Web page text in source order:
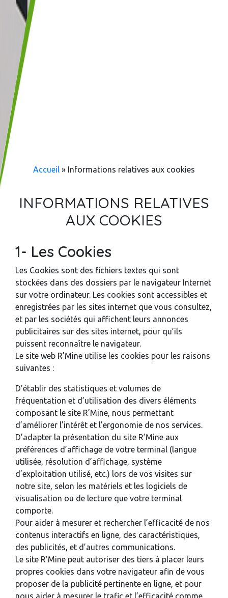
Accueil » Informations relatives aux cookies
INFORMATIONS RELATIVES
AUX COOKIES
1- Les Cookies
Les Cookies sont des fichiers textes qui sont
stockées dans des dossiers par le navigateur Internet
sur votre ordinateur. Les cookies sont accessibles et
enregistrées par les sites internet que vous consultez,
et par les sociétés qui affichent leurs annonces
publicitaires sur des sites internet, pour qu’ils
puissent reconnaître le navigateur.
Le site web R’Mine utilise les cookies pour les raisons
suivantes :
D’établir des statistiques et volumes de
fréquentation et d’utilisation des divers éléments
composant le site R’Mine, nous permettant
d’améliorer l’intérêt et l’ergonomie de nos services.
D’adapter la présentation du site R’Mine aux
préférences d’affichage de votre terminal (langue
utilisée, résolution d’affichage, système
d’exploitation utilisé, etc.) lors de vos visites sur
notre site, selon les matériels et les logiciels de
visualisation ou de lecture que votre terminal
comporte.
Pour aider à mesurer et rechercher l’efficacité de nos
contenus interactifs en ligne, des caractéristiques,
des publicités, et d’autres communications.
Le site R’Mine peut autoriser des tiers à placer leurs
propres cookies dans votre navigateur afin de vous
proposer de la publicité pertinente en ligne, et pour
nous aider à mesurer le trafic et l’efficacité comme